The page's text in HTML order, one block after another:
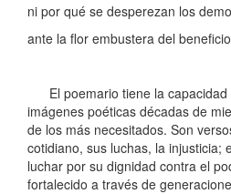
ni por qué se desperezan los
ante la flor embustera del
El poemario tiene la capacidad
imágenes poéticas décadas de
de los más necesitados. Son
cotidiano, sus luchas, la injusticia;
luchar por su dignidad contra el
fortalecido a través de